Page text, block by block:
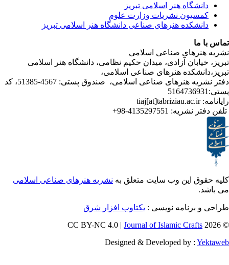
هنر اسلامی تبریز
نشریات وزارت علوم
هنرهای صناعی دانشگاه هنر اسلامی تبریز
صناعی اسلامی
آزادی، میدان حکیم نظامی، دانشگاه هنر اسلامی
هنرهای صناعی اسلامی،
دفتر نشریه هنرهای صناعی اسلامی، صندوق پستی: 4567-51385، کد
نشریه:4135297551-98+
این وب سایت متعلق بهنشریه هنرهای صناعی اسلامی
نویسی : یکتاوب افزار شرق
Journal of Islamic
Designed & Developed by :